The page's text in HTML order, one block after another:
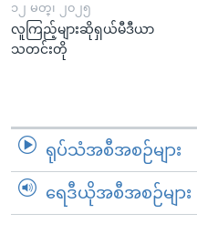
၁၂ မတ္၊ ၂၀၂၅
လူကြည့်များဆိုရှယ်မီဒီယာ
သတင်းတို
ရုပ်သံအစီအစဉ်များ
ရေဒီယိုအစီအစဉ်များ